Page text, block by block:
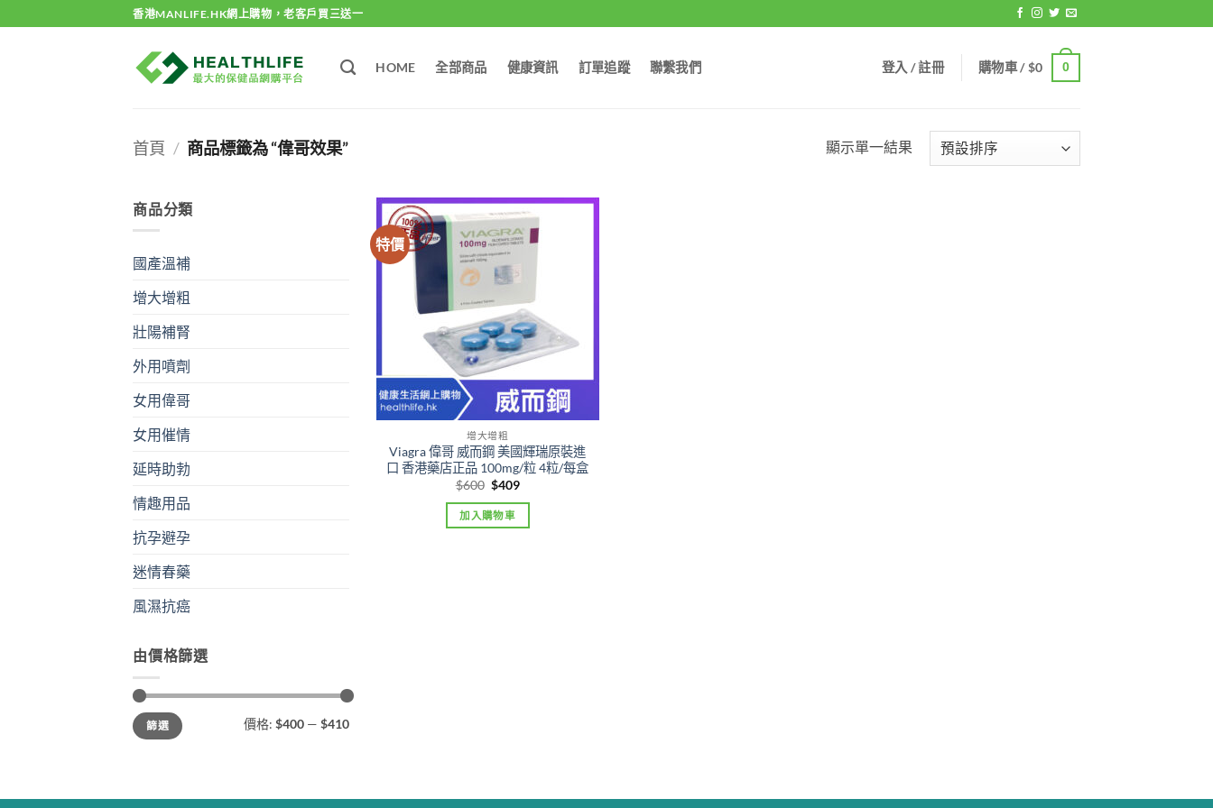
to
香港MANLIFE.HK網上購物，老客戶買三送一
HOME 全部商品 健康資訊 訂單追蹤 聯繫我們 登入 / 註冊 購物車 /$0 0
首頁 / 商品標籤為 “偉哥效果” 顯示單一結果
商品分類
國產溫補
增大增粗
壯陽補腎
外用噴劑
女用偉哥
女用催情
延時助勃
情趣用品
抗孕避孕
迷情春藥
風濕抗癌
由價格篩選
最
低
價
最
高
價
篩選 價格: $400 — $410
特價
增大增粗
Viagra 偉哥 威而鋼 美國輝瑞原裝進
口 香港藥店正品 100mg/粒 4粒/每盒
$600 Original
was:
$600.
$409Current
is:
加入購物車